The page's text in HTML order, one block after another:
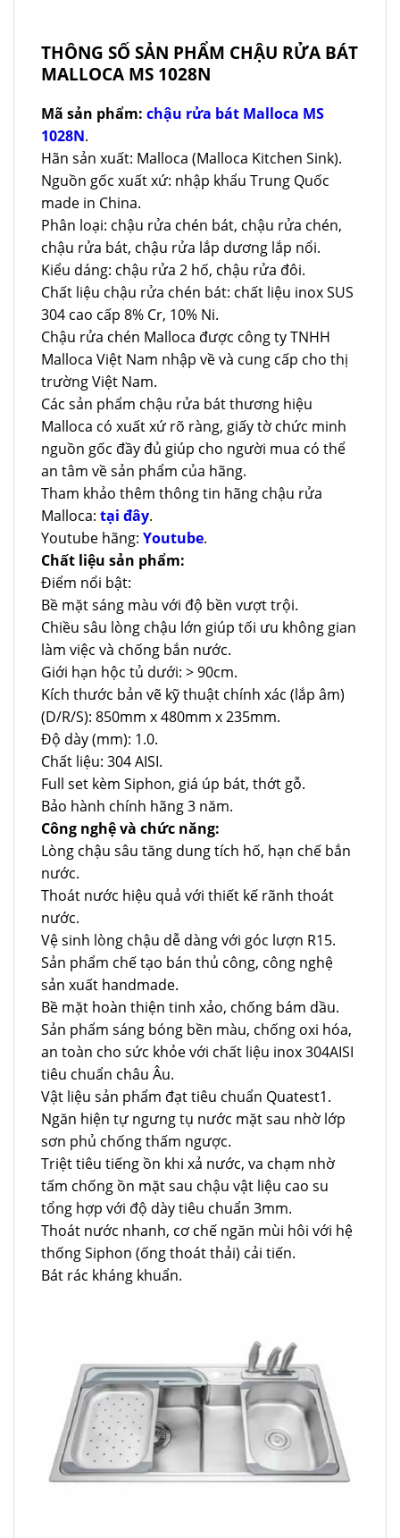
THÔNG SỐ SẢN PHẨM CHẬU RỬA BÁT
MALLOCA MS 1028N
Mã sản phẩm: chậu rửa bát Malloca MS
1028N.
Hãn sản xuất: Malloca (Malloca Kitchen Sink).
Nguồn gốc xuất xứ: nhập khẩu Trung Quốc
made in China.
Phân loại: chậu rửa chén bát, chậu rửa chén,
chậu rửa bát, chậu rửa lắp dương lắp nổi.
Kiểu dáng: chậu rửa 2 hố, chậu rửa đôi.
Chất liệu chậu rửa chén bát: chất liệu inox SUS
304 cao cấp 8% Cr, 10% Ni.
Chậu rửa chén Malloca được công ty TNHH
Malloca Việt Nam nhập về và cung cấp cho thị
trường Việt Nam.
Các sản phẩm chậu rửa bát thương hiệu
Malloca có xuất xứ rõ ràng, giấy tờ chức minh
nguồn gốc đầy đủ giúp cho người mua có thể
an tâm về sản phẩm của hãng.
Tham khảo thêm thông tin hãng chậu rửa
Malloca: tại đây.
Youtube hãng: Youtube.
Chất liệu sản phẩm:
Điểm nổi bật:
Bề mặt sáng màu với độ bền vượt trội.
Chiều sâu lòng chậu lớn giúp tối ưu không gian
làm việc và chống bắn nước.
Giới hạn hộc tủ dưới: > 90cm.
Kích thước bản vẽ kỹ thuật chính xác (lắp âm)
(D/R/S): 850mm x 480mm x 235mm.
Độ dày (mm): 1.0.
Chất liệu: 304 AISI.
Full set kèm Siphon, giá úp bát, thớt gỗ.
Bảo hành chính hãng 3 năm.
Công nghệ và chức năng:
Lòng chậu sâu tăng dung tích hố, hạn chế bắn
nước.
Thoát nước hiệu quả với thiết kế rãnh thoát
nước.
Vệ sinh lòng chậu dễ dàng với góc lượn R15.
Sản phẩm chế tạo bán thủ công, công nghệ
sản xuất handmade.
Bề mặt hoàn thiện tinh xảo, chống bám dầu.
Sản phẩm sáng bóng bền màu, chống oxi hóa,
an toàn cho sức khỏe với chất liệu inox 304AISI
tiêu chuẩn châu Âu.
Vật liệu sản phẩm đạt tiêu chuẩn Quatest1.
Ngăn hiện tự ngưng tụ nước mặt sau nhờ lớp
sơn phủ chống thấm ngược.
Triệt tiêu tiếng ồn khi xả nước, va chạm nhờ
tấm chống ồn mặt sau chậu vật liệu cao su
tổng hợp với độ dày tiêu chuẩn 3mm.
Thoát nước nhanh, cơ chế ngăn mùi hôi với hệ
thống Siphon (ống thoát thải) cải tiến.
Bát rác kháng khuẩn.